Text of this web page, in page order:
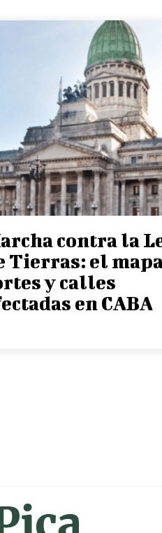
contra la
Tierras: el
y calles
en CABA